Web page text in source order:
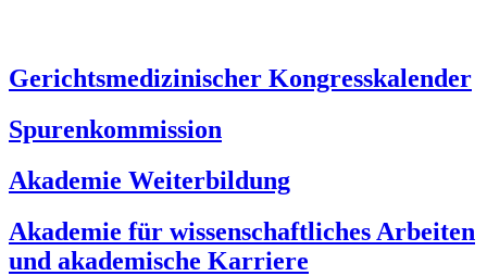
Gerichtsmedizinischer Kongresskalender
Spurenkommission
Akademie Weiterbildung
Akademie für wissenschaftliches Arbeiten
und akademische Karriere